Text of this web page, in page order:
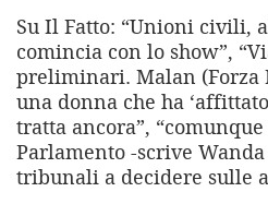
Su Il Fatto: “Unioni civili,
comincia con lo show”,
preliminari. Malan (Forza
una donna che ha
tratta ancora”,
Parlamento -scrive
tribunali a decidere sulle